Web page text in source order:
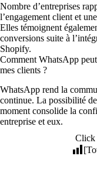
Nombre d’entreprises
l’engagement client et
Elles témoignent
conversions suite à
Shopify.
Comment WhatsApp
mes clients ?
WhatsApp rend la
continue. La possibilité
moment consolide la
entreprise et eux.
Click